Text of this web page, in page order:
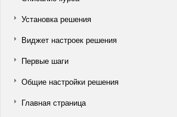
Установка решения
Виджет настроек решения
Первые шаги
Общие настройки решения
Главная страница